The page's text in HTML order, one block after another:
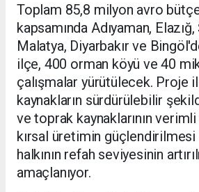
Toplam 85,8 milyon avro
kapsamında Adıyaman, Elazığ,
Malatya, Diyarbakır ve
ilçe, 400 orman köyü ve 40
çalışmalar yürütülecek. Proje
kaynakların sürdürülebilir
ve toprak kaynaklarının verimli
kırsal üretimin
halkının refah seviyesinin
amaçlanıyor.